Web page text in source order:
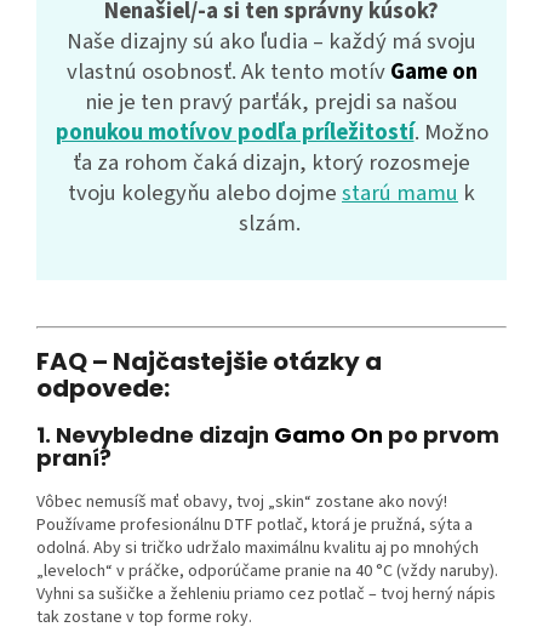
Nenašiel/-a si ten správny kúsok?
Naše dizajny sú ako ľudia – každý má svoju
vlastnú osobnosť. Ak tento motívGame on
nie je ten pravý parťák, prejdi sa našou
ponukou motívov podľa príležitostí. Možno
ťa za rohom čaká dizajn, ktorý rozosmeje
tvoju kolegyňu alebo dojmestarú mamu k
slzám.
FAQ – Najčastejšie otázky a
odpovede:
1. Nevybledne dizajn Gamo On po prvom
praní?
Vôbec nemusíš mať obavy, tvoj „skin“ zostane ako nový!
Používame profesionálnu DTF potlač, ktorá je pružná, sýta a
odolná. Aby si tričko udržalo maximálnu kvalitu aj po mnohých
„leveloch“ v práčke, odporúčame pranie na 40 °C (vždy naruby).
Vyhni sa sušičke a žehleniu priamo cez potlač – tvoj herný nápis
tak zostane v top forme roky.